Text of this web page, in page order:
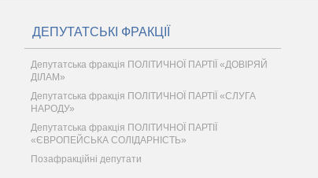
ДЕПУТАТСЬКІ ФРАКЦІЇ
Депутатська фракція ПОЛІТИЧНОЇ ПАРТІЇ «ДОВІРЯЙ
ДІЛАМ»
Депутатська фракція ПОЛІТИЧНОЇ ПАРТІЇ «СЛУГА
НАРОДУ»
Депутатська фракція ПОЛІТИЧНОЇ ПАРТІЇ
«ЄВРОПЕЙСЬКА СОЛІДАРНІСТЬ»
Позафракційні депутати